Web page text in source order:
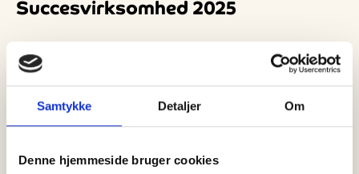
Samtykke Detaljer Om
Denne hjemmeside bruger cookies
Succesvirksomhed 2025